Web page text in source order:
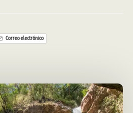
Correo electrónico